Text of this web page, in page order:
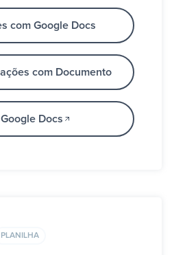
com Google Docs
com Documento
Docs
PLANILHA